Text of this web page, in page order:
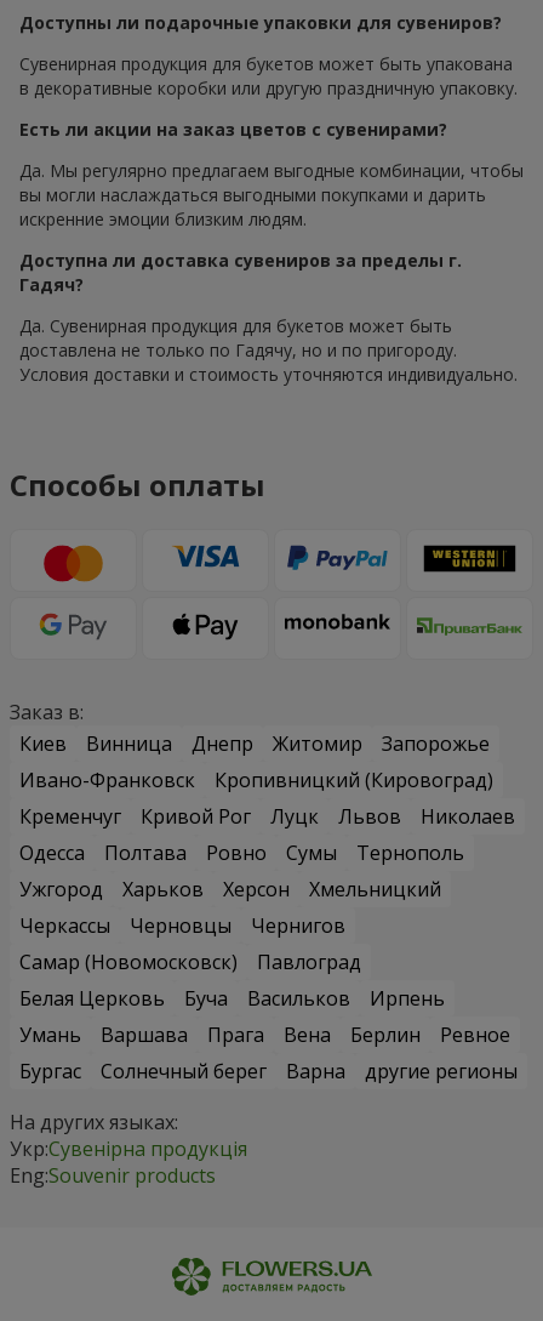
Доступны ли подарочные упаковки для сувениров?
Сувенирная продукция для букетов может быть упакована
в декоративные коробки или другую праздничную упаковку.
Есть ли акции на заказ цветов с сувенирами?
Да. Мы регулярно предлагаем выгодные комбинации, чтобы
вы могли наслаждаться выгодными покупками и дарить
искренние эмоции близким людям.
Доступна ли доставка сувениров за пределы г.
Гадяч?
Да. Сувенирная продукция для букетов может быть
доставлена не только по Гадячу, но и по пригороду.
Условия доставки и стоимость уточняются индивидуально.
Способы оплаты
Заказ в:
Киев
Винница Днепр Житомир
Запорожье
Ивано-Франковск
Кропивницкий (Кировоград)
Кременчуг
Кривой Рог Луцк Львов
Николаев
Одесса
Полтава Ровно Сумы
Тернополь
Ужгород
Харьков Херсон
Хмельницкий
Черкассы
Черновцы
Чернигов
Самар (Новомосковск)
Павлоград
Белая Церковь
Буча Васильков
Ирпень
Умань
Варшава Прага Вена Берлин
Ревное
Бургас
Солнечный берег Варна
другие регионы
На других языках:
Укр:Сувенірна продукція
Eng:Souvenir products